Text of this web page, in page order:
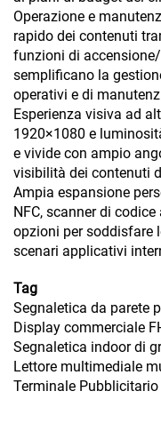
Operazione e
rapido dei contenuti
funzioni di
semplificano la
operativi e di
Esperienza visiva ad
1920×1080 e
e vivide con ampio
visibilità dei contenuti
Ampia espansione
NFC, scanner di
opzioni per soddisfare
scenari applicativi
Tag
Segnaletica da parete
Display commerciale
Segnaletica indoor di
Lettore multimediale
Terminale